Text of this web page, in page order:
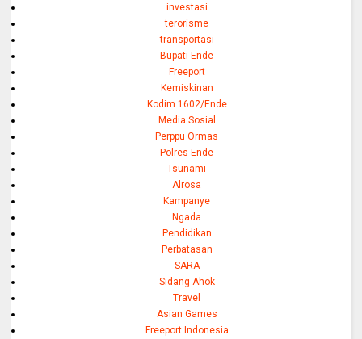
investasi
terorisme
transportasi
Bupati Ende
Freeport
Kemiskinan
Kodim 1602/Ende
Media Sosial
Perppu Ormas
Polres Ende
Tsunami
Alrosa
Kampanye
Ngada
Pendidikan
Perbatasan
SARA
Sidang Ahok
Travel
Asian Games
Freeport Indonesia